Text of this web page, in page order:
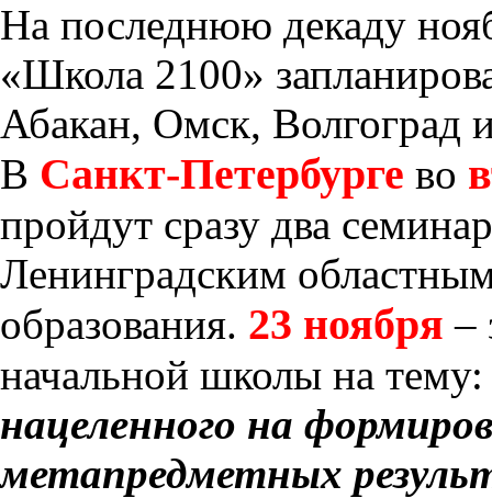
На последнюю декаду
«Школа 2100»
Абакан, Омск, Волгоград
В Санкт-Петербурге во
пройдут сразу два
Ленинградским
образования. 23 ноября –
начальной школы на тему:
нацеленного на
метапредметных